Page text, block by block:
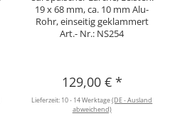
19 x 68 mm, ca. 10 mm Alu-
Rohr, einseitig geklammert
Art.- Nr.: NS254
129,00 € *
Lieferzeit: 10 - 14 Werktage(DE - Ausland
abweichend)